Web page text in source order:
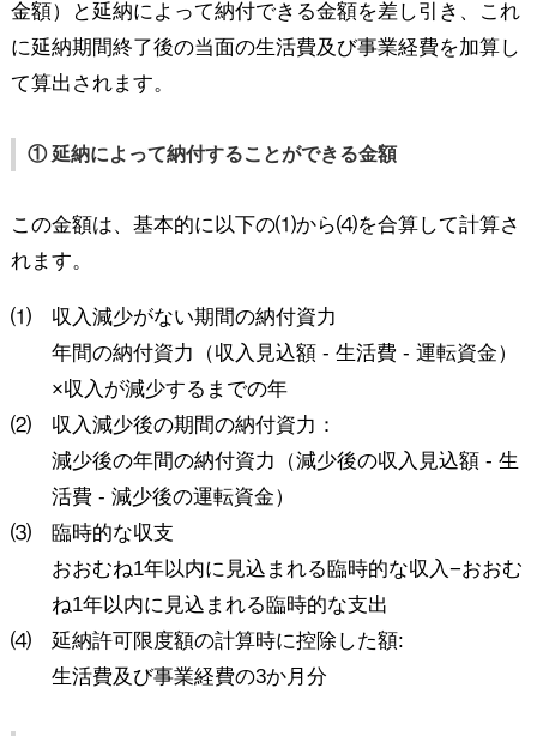
金額）と延納によって納付できる金額を差し引き、これ
に延納期間終了後の当面の生活費及び事業経費を加算し
て算出されます。
① 延納によって納付することができる金額
この金額は、基本的に以下の⑴から⑷を合算して計算さ
れます。
⑴ 収入減少がない期間の納付資力
年間の納付資力（収入見込額 - 生活費 - 運転資金）
×収入が減少するまでの年
⑵ 収入減少後の期間の納付資力：
減少後の年間の納付資力（減少後の収入見込額 - 生
活費 - 減少後の運転資金）
⑶ 臨時的な収支
おおむね1年以内に見込まれる臨時的な収入−おおむ
ね1年以内に見込まれる臨時的な支出
⑷ 延納許可限度額の計算時に控除した額:
生活費及び事業経費の3か月分